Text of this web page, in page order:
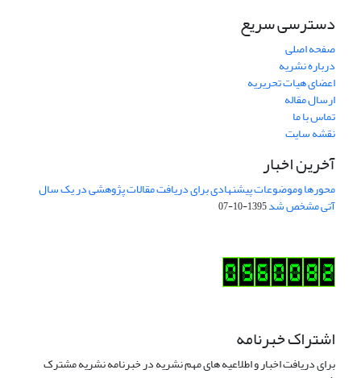
دسترسی سریع
صفحه اصلی
درباره نشریه
اعضای هیات تحریریه
ارسال مقاله
تماس با ما
نقشه سایت
آخرین اخبار
محورها وموضوعات پیشنهادی برای دریافت مقالات پژوهشی در یک سال
آتی مشخص شد1395-10-07
اشتراک خبرنامه
برای دریافت اخبار و اطلاعیه های مهم نشریه در خبرنامه نشریه مشترک